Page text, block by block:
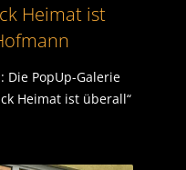
Heimat ist
Die PopUp-Galerie
Heimat ist überall“